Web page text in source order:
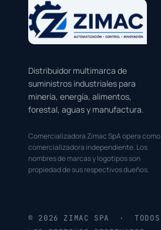
Distribuidor multimarca de
suministros industriales para
minería, energía, alimentos,
forestal, aguas y manufactura.
Comercializadora Zimac SpA opera como
comercializadora independiente. Los
nombres de marcas y logotipos son
propiedad de sus respectivos dueños.
© 2026 ZIMAC SPA · TODOS